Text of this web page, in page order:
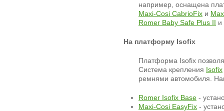
например, оснащена
Maxi-Cosi CabrioFix и
Romer Baby Safe Plus II и
На платформу Isofix
Платформа Isofix
Система крепления Isofix
ремнями автомобиля.
Romer Isofix Base -
Maxi-Cosi EasyFix -